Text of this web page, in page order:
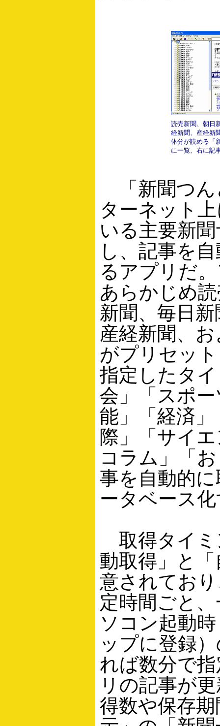
読売新聞、朝日
経新聞、産経新
体分が読める「
に一覧、右に記
「新聞つん
ターネット
いる主要新
し、記事を
るアプリだ
あらかじめ
新聞、毎日
産経新聞、お
がプリセッ
指定したタ
会」「スポ
能」「経済
際」「サイ
コラム」「
事を自動的
ータベース
取得タイミ
動取得」と
意されてお
定時間ごと
ソコン起動
ップに登録
れば数分で
リの記事が
得数や保存